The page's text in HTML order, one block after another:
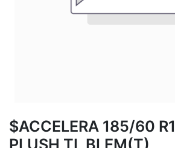
$ACCELERA 185/60
PLUSH TL BLEM(T)